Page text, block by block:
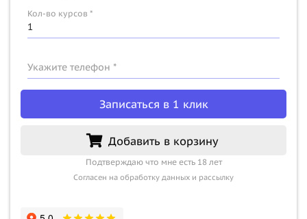
Кол-во курсов *
Укажите телефон *
Записаться в 1 клик
Добавить в корзину
Подтверждаю что мне есть 18 лет
Согласен на обработку данных и рассылку